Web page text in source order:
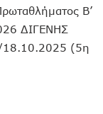
Β’
ΔΙΓΕΝΗΣ
18.10.2025 (5η